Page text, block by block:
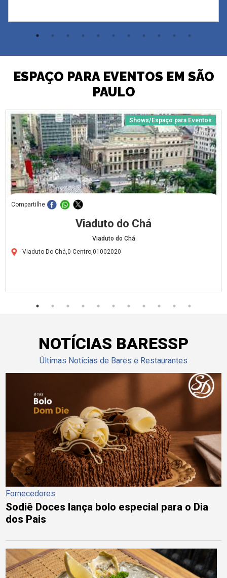
ESPAÇO PARA EVENTOS EM SÃO
PAULO
Shows/Espaço para Eventos
Compartilhe
Viaduto do Chá
Viaduto do Chá
Viaduto Do Chá,0-Centro,01002020
NOTÍCIAS BARESSP
Últimas Notícias de Bares e Restaurantes
Fornecedores
Sodiê Doces lança bolo especial para o Dia
dos Pais